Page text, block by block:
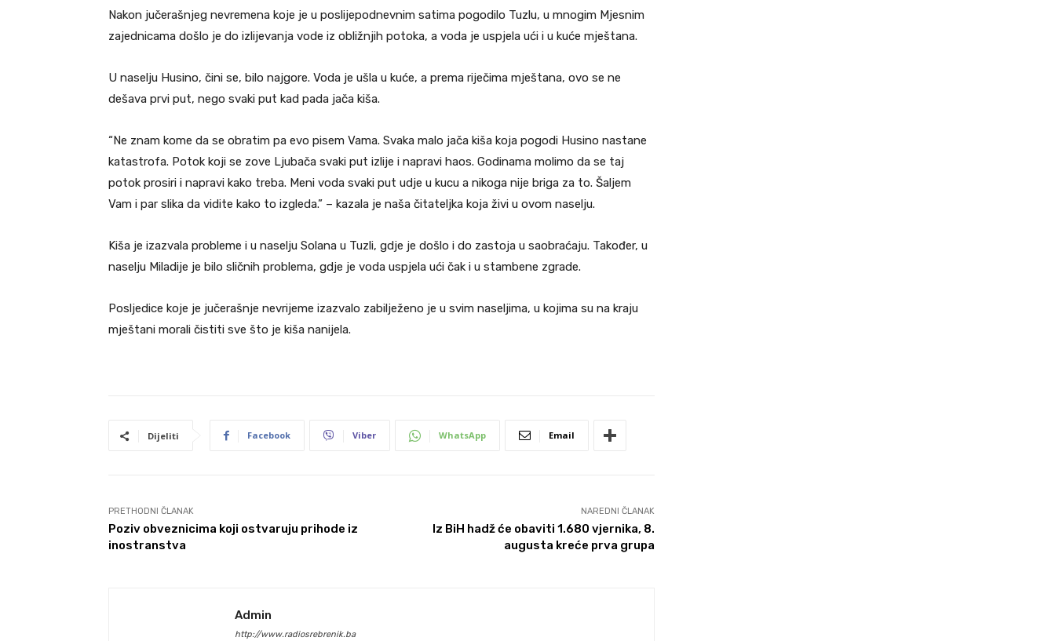
Nakon jučerašnjeg nevremena koje je u poslijepodnevnim satima pogodilo Tuzlu, u mnogim Mjesnim
zajednicama došlo je do izlijevanja vode iz obližnjih potoka, a voda je uspjela ući i u kuće mještana.
U naselju Husino, čini se, bilo najgore. Voda je ušla u kuće, a prema riječima mještana, ovo se ne
dešava prvi put, nego svaki put kad pada jača kiša.
“Ne znam kome da se obratim pa evo pisem Vama. Svaka malo jača kiša koja pogodi Husino nastane
katastrofa. Potok koji se zove Ljubača svaki put izlije i napravi haos. Godinama molimo da se taj
potok prosiri i napravi kako treba. Meni voda svaki put udje u kucu a nikoga nije briga za to. Šaljem
Vam i par slika da vidite kako to izgleda.” – kazala je naša čitateljka koja živi u ovom naselju.
Kiša je izazvala probleme i u naselju Solana u Tuzli, gdje je došlo i do zastoja u saobraćaju. Također, u
naselju Miladije je bilo sličnih problema, gdje je voda uspjela ući čak i u stambene zgrade.
Posljedice koje je jučerašnje nevrijeme izazvalo zabilježeno je u svim naseljima, u kojima su na kraju
mještani morali čistiti sve što je kiša nanijela.
Dijeliti Facebook Viber WhatsApp Email
PRETHODNI ČLANAK
Poziv obveznicima koji ostvaruju prihode iz
inostranstva
NAREDNI ČLANAK
Iz BiH hadž će obaviti 1.680 vjernika, 8.
augusta kreće prva grupa
Admin
http://www.radiosrebrenik.ba